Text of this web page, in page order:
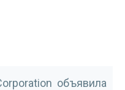
объявила